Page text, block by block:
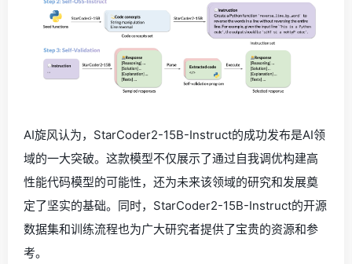
AI旋风认为，StarCoder2-15B-Instruct的成功发布是AI领
域的一大突破。这款模型不仅展示了通过自我调优构建高
性能代码模型的可能性，还为未来该领域的研究和发展奠
定了坚实的基础。同时，StarCoder2-15B-Instruct的开源
数据集和训练流程也为广大研究者提供了宝贵的资源和参
考。